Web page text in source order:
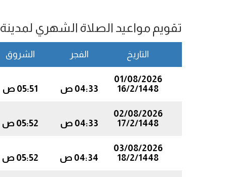
تقويم مواعيد الصلاة الشهري لمدينة Cul de Sac
التاريخ الفجر الشروق
01/08/2026
16/2/1448
04:33 ص 05:51 ص
02/08/2026
17/2/1448
04:33 ص 05:52 ص
03/08/2026
18/2/1448
04:34 ص 05:52 ص